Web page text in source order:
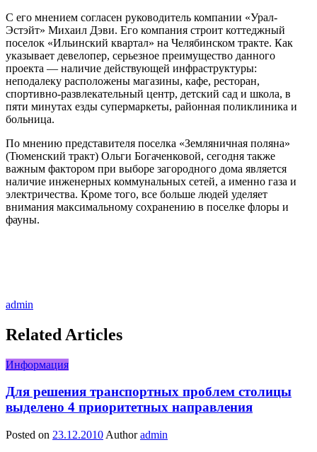
С его мнением согласен руководитель компании «Урал-
Эстэйт» Михаил Дэви. Его компания строит коттеджный
поселок «Ильинский квартал» на Челябинском тракте. Как
указывает девелопер, серьезное преимущество данного
проекта — наличие действующей инфраструктуры:
неподалеку расположены магазины, кафе, ресторан,
спортивно-развлекательный центр, детский сад и школа, в
пяти минутах езды супермаркеты, районная поликлиника и
больница.
По мнению представителя поселка «Земляничная поляна»
(Тюменский тракт) Ольги Богаченковой, сегодня также
важным фактором при выборе загородного дома является
наличие инженерных коммунальных сетей, а именно газа и
электричества. Кроме того, все больше людей уделяет
внимания максимальному сохранению в поселке флоры и
фауны.
admin
Related Articles
Информация
Для решения транспортных проблем столицы
выделено 4 приоритетных направления
Posted on 23.12.2010 Author admin